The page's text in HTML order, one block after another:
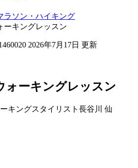
ラソン・ハイキング
ーキングレッスン
2026年7月17日 更新
ォーキングレッスン
キングスタイリスト 長谷川 仙